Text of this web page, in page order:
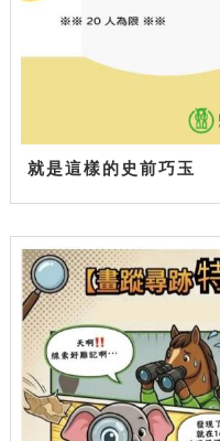
就是這樣的史前巧玉